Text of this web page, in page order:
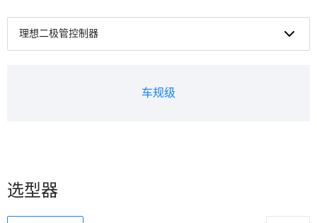
理想二极管控制器
车规级
选型器